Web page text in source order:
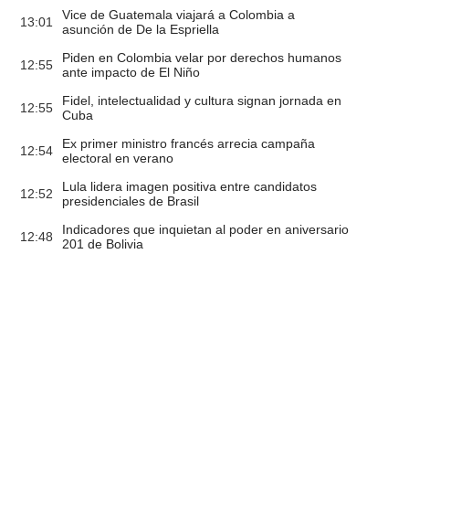
13:01
Vice de Guatemala viajará a Colombia a
asunción de De la Espriella
12:55
Piden en Colombia velar por derechos humanos
ante impacto de El Niño
12:55
Fidel, intelectualidad y cultura signan jornada en
Cuba
12:54
Ex primer ministro francés arrecia campaña
electoral en verano
12:52
Lula lidera imagen positiva entre candidatos
presidenciales de Brasil
12:48
Indicadores que inquietan al poder en aniversario
201 de Bolivia